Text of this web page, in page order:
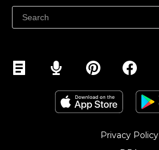
Продавайте във Facebook
Продавайте в Instagram
Privacy Policy